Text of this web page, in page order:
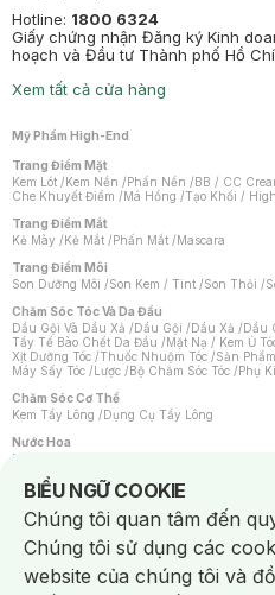
Hotline: 1800 6324
Giấy chứng nhận Đăng ký Kinh
hoạch và Đầu tư Thành phố Hồ
Xem tất cả cửa hàng
Mỹ Phẩm High-End
Trang Điểm Mặt
Kem Lót /Kem Nền /Phấn Nền /BB / CC
Che Khuyết Điểm /Má Hồng /Tạo Khối /
Trang Điểm Mắt
Kẻ Mày /Kẻ Mắt /Phấn Mắt /Mascara
Trang Điểm Môi
Son Dưỡng Môi /Son Kem / Tint /Son Thỏi /
Chăm Sóc Tóc Và Da Đầu
Dầu Gội Và Dầu Xả /Dầu Gội /Dầu Xả /Dầu
Tẩy Tế Bào Chết Da Đầu /Mặt Nạ / Kem Ủ
Xịt Dưỡng Tóc /Thuốc Nhuộm Tóc /Sản
Máy Sấy Tóc /Lược /Bộ Chăm Sóc Tóc /Phụ
Chăm Sóc Cơ Thể
Kem Tẩy Lông /Dụng Cụ Tẩy Lông
Nước Hoa
Nước Hoa Nữ
Chăm Sóc Cá Nhân
Chống Muỗi /Khẩu Trang /Máy Massage/
Sản Phẩm Chăm Sóc Khác /Bàn Chải Đánh
Hỗ Trợ Trắng Răng/Kem Đánh Răng /Máy
Tăm / Chỉ Nha Khoa/ Xịt Thơm Miệng /
Khăn Ướt Vệ Sinh Vùng Kín/Băng Vệ Sinh/
Máy Cạo Râu
BIỂU NGỮ COOKIE
Notice about cookies usage
Chúng tôi quan tâm đến
Chúng tôi sử dụng các
website của chúng tôi và